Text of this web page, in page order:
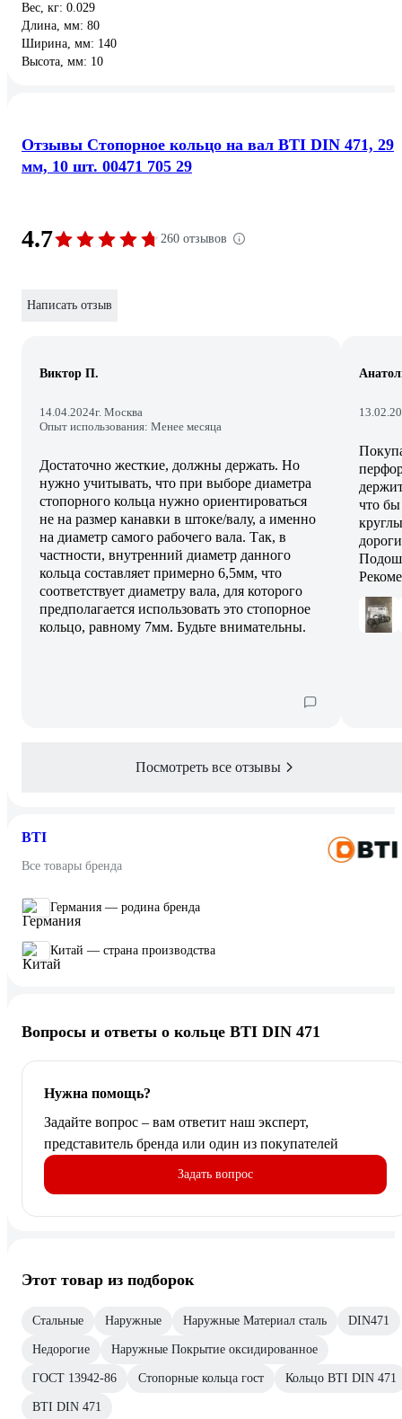
Вес, кг: 0.029
Длина, мм: 80
Ширина, мм: 140
Высота, мм: 10
Отзывы Стопорное кольцо на вал BTI DIN 471, 29
мм, 10 шт. 00471 705 29
4.7 260 отзывов
Написать отзыв
Виктор П.
14.04.2024г. Москва
Опыт использования: Менее месяца
Достаточно жесткие, должны держать. Но
нужно учитывать, что при выборе диаметра
стопорного кольца нужно ориентироваться
не на размер канавки в штоке/валу, а именно
на диаметр самого рабочего вала. Так, в
частности, внутренний диаметр данного
кольца составляет примерно 6,5мм, что
соответствует диаметру вала, для которого
предполагается использовать это стопорное
кольцо, равному 7мм. Будьте внимательны.
что
Посмотреть все отзывы
BTI
Все товары бренда
Германия — родина бренда
Китай — страна производства
Вопросы и ответы о кольце BTI DIN 471
Нужна помощь?
Задайте вопрос – вам ответит наш эксперт,
представитель бренда или один из покупателей
Задать вопрос
Этот товар из подборок
Стальные Наружные Наружные Материал сталь DIN471
Недорогие Наружные Покрытие оксидированное
ГОСТ 13942-86 Стопорные кольца гост Кольцо BTI DIN 471
BTI DIN 471